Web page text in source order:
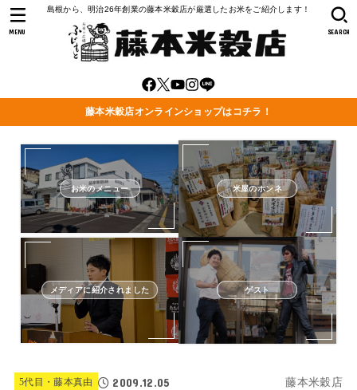
島根から、明治26年創業の藤本米穀店が厳選したお米をご紹介します！
SEARCH
MENU
藤本米穀店オンラインショップはコチラ！
お米のメニュー 米屋のホンネ
メディアに紹介されました ゲスト
5代目・藤本真由 2009.12.05 藤本米穀店